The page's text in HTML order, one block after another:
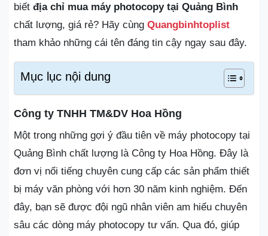
biết địa chỉ mua máy photocopy tại Quảng Bình
chất lượng, giá rẻ? Hãy cùng Quangbinhtoplist
tham khảo những cái tên đáng tin cậy ngay sau đây.
Mục lục nội dung
Công ty TNHH TM&DV Hoa Hồng
Một trong những gợi ý đầu tiên về máy photocopy tại
Quảng Bình chất lượng là Công ty Hoa Hồng. Đây là
đơn vị nổi tiếng chuyên cung cấp các sản phẩm thiết
bị máy văn phòng với hơn 30 năm kinh nghiệm. Đến
đây, bạn sẽ được đội ngũ nhân viên am hiểu chuyên
sâu các dòng máy photocopy tư vấn. Qua đó, giúp